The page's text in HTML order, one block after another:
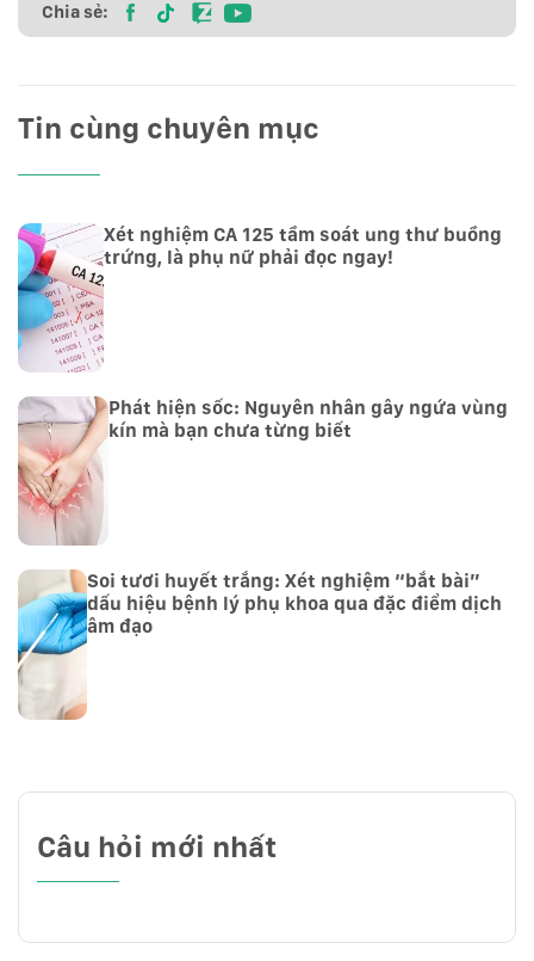
Chia sẻ:
Tin cùng chuyên mục
Xét nghiệm CA 125 tầm soát ung thư buồng
trứng, là phụ nữ phải đọc ngay!
Phát hiện sốc: Nguyên nhân gây ngứa vùng
kín mà bạn chưa từng biết
Soi tươi huyết trắng: Xét nghiệm “bắt bài”
dấu hiệu bệnh lý phụ khoa qua đặc điểm dịch
âm đạo
Câu hỏi mới nhất